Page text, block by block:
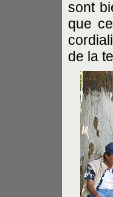
sont
que
de la